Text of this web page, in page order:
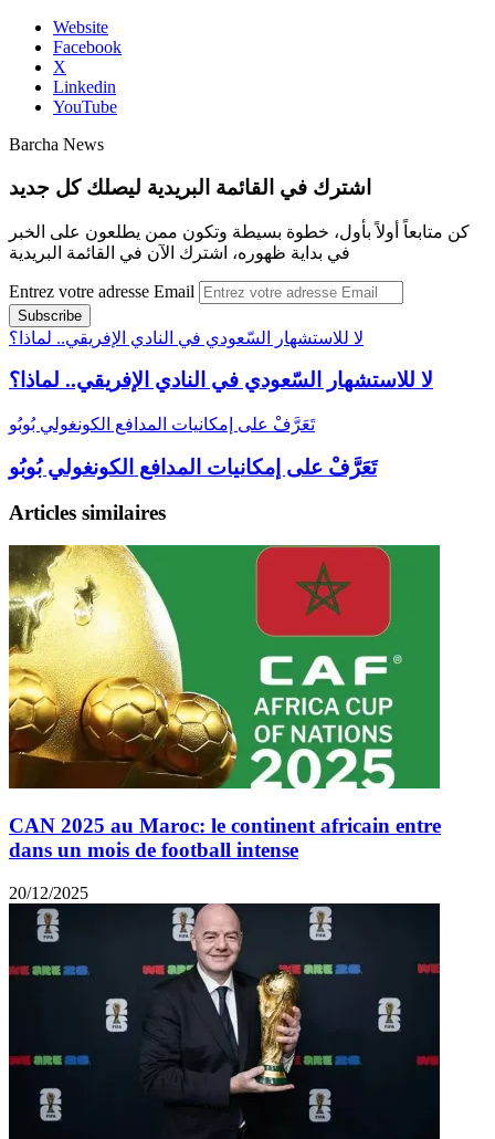
Website
Facebook
X
Linkedin
YouTube
Barcha News
اشترك في القائمة البريدية ليصلك كل جديد
كن متابعاً أولاً بأول، خطوة بسيطة وتكون ممن يطلعون على الخبر
في بداية ظهوره، اشترك الآن في القائمة البريدية
Entrez votre adresse Email
لا للاستشهار السّعودي في النادي الإفريقي.. لماذا؟
لا للاستشهار السّعودي في النادي الإفريقي.. لماذا؟
تَعَرَّفْ على إمكانيات المدافع الكونغولي بُوبُو
تَعَرَّفْ على إمكانيات المدافع الكونغولي بُوبُو
Articles similaires
CAN 2025 au Maroc: le continent africain entre
dans un mois de football intense
20/12/2025